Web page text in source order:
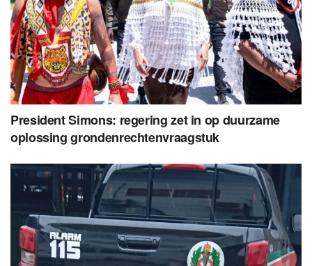
President Simons: regering zet in op duurzame
oplossing grondenrechtenvraagstuk